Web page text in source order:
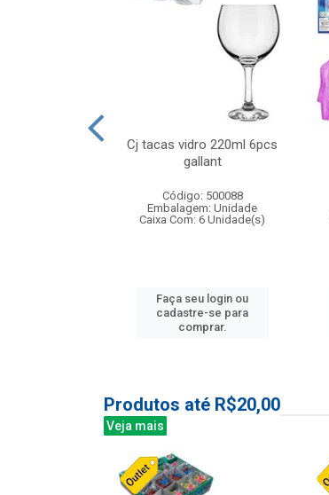
Cj tacas vidro 220ml 6pcs
gallant
Código: 500088
Embalagem: Unidade
Caixa Com: 6 Unidade(s)
Faça seu login ou
cadastre-se para
comprar.
Produtos até R$20,00
Veja mais